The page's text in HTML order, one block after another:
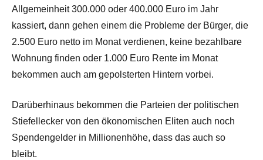
Allgemeinheit 300.000 oder 400.000 Euro im Jahr
kassiert, dann gehen einem die Probleme der Bürger, die
2.500 Euro netto im Monat verdienen, keine bezahlbare
Wohnung finden oder 1.000 Euro Rente im Monat
bekommen auch am gepolsterten Hintern vorbei.
Darüberhinaus bekommen die Parteien der politischen
Stiefellecker von den ökonomischen Eliten auch noch
Spendengelder in Millionenhöhe, dass das auch so
bleibt.